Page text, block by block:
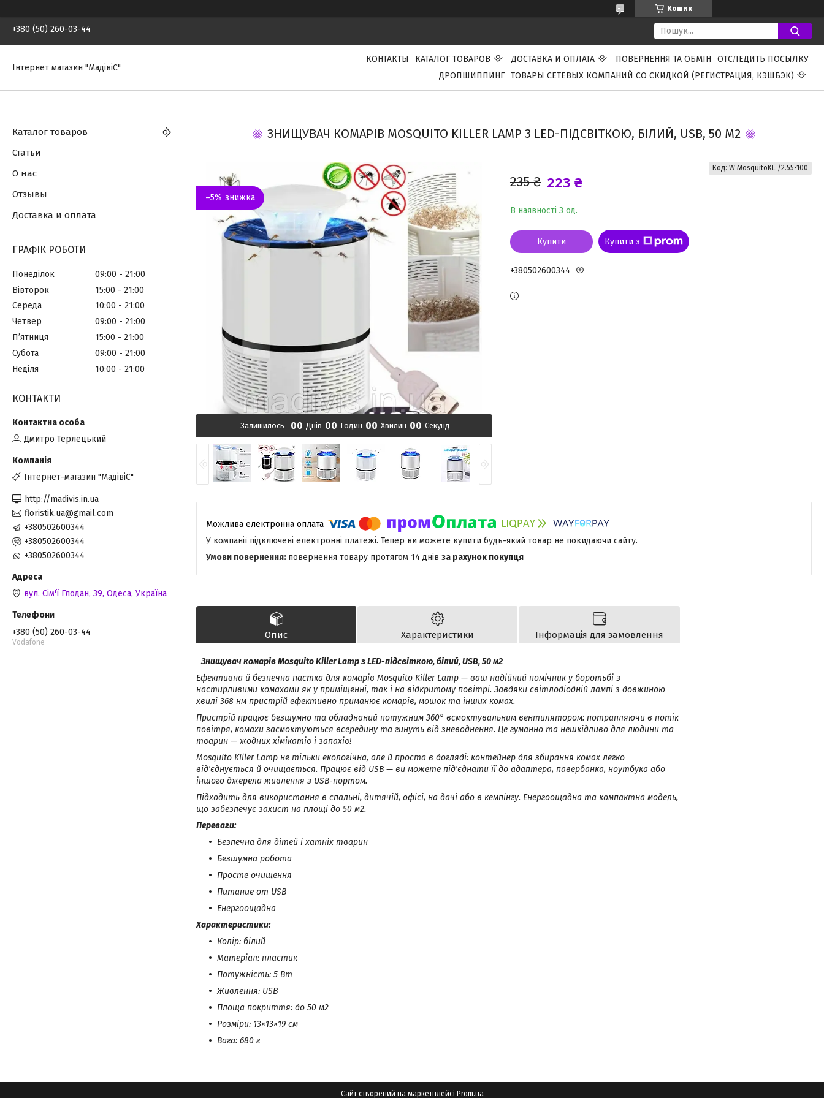
Кошик
+380 (50) 260-03-44
Інтернет магазин "МадівіС"
КОНТАКТЫ КАТАЛОГ ТОВАРОВ ДОСТАВКА И ОПЛАТА ПОВЕРНЕННЯ ТА ОБМІН
ОТСЛЕДИТЬ ПОСЫЛКУ
ДРОПШИППИНГ ТОВАРЫ СЕТЕВЫХ КОМПАНИЙ СО СКИДКОЙ (РЕГИСТРАЦИЯ, КЭШБЭК)
ЗНИЩУВАЧ КОМАРІВ MOSQUITO KILLER LAMP З LED-ПІДСВІТКОЮ, БІЛИЙ, USB, 50 М2
–5%
Залишилось 00 Днів 00 Годин 00 Хвилин 00 Секунд
235 ₴ 223 ₴
В наявності 3 од.
Код: W MosquitoKL /2.55-100
Купити Купити з
+380502600344
У компанії підключені електронні платежі. Тепер ви можете купити будь-який товар не покидаючи сайту.
повернення товару протягом 14 днів за рахунок покупця
Опис Характеристики Інформація для замовлення
Знищувач комарів Mosquito Killer Lamp з LED-підсвіткою, білий, USB, 50 м2
Ефективна й безпечна пастка для комарів Mosquito Killer Lamp — ваш надійний помічник у боротьбі з
настирливими комахами як у приміщенні, так і на відкритому повітрі. Завдяки світлодіодній лампі з довжиною
хвилі 368 нм пристрій ефективно приманює комарів, мошок та інших комах.
Пристрій працює безшумно та обладнаний потужним 360° всмоктувальним вентилятором: потрапляючи в потік
повітря, комахи засмоктуються всередину та гинуть від зневоднення. Це гуманно та нешкідливо для людини та
тварин — жодних хімікатів і запахів!
Mosquito Killer Lamp не тільки екологічна, але й проста в догляді: контейнер для збирання комах легко
від'єднується й очищається. Працює від USB — ви можете під'єднати її до адаптера, павербанка, ноутбука або
іншого джерела живлення з USB-портом.
Підходить для використання в спальні, дитячій, офісі, на дачі або в кемпінгу. Енергоощадна та компактна модель,
що забезпечує захист на площі до 50 м2.
Переваги:
Безпечна для дітей і хатніх тварин
Безшумна робота
Просте очищення
Питание от USB
Енергоощадна
Характеристики:
Колір: білий
Матеріал: пластик
Потужність: 5 Вт
Живлення: USB
Площа покриття: до 50 м2
Розміри: 13×13×19 см
Вага: 680 г
Каталог товаров
Статьи
О нас
Отзывы
Доставка и оплата
ГРАФІК РОБОТИ
Понеділок 09:00
21:00
Вівторок
15:00
21:00
Середа
10:00
21:00
Четвер
09:00
21:00
Пʼятниця
15:00
21:00
Субота
09:00
21:00
Неділя
10:00 21:00
КОНТАКТИ
Дмитро Терлецький
Інтернет-магазин "МадівіС"
http://madivis.in.ua
floristik.ua@gmail.com
+380502600344
+380502600344
+380502600344
вул. Сім'ї Глодан, 39, Одеса, Україна
+380 (50) 260-03-44
Vodafone
Сайт створений на маркетплейсі Prom.ua